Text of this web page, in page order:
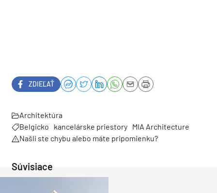
ZDIEĽAŤ
Architektúra
Belgicko
kancelárske priestory MIA Architecture
Našli ste chybu alebo máte pripomienku?
Súvisiace